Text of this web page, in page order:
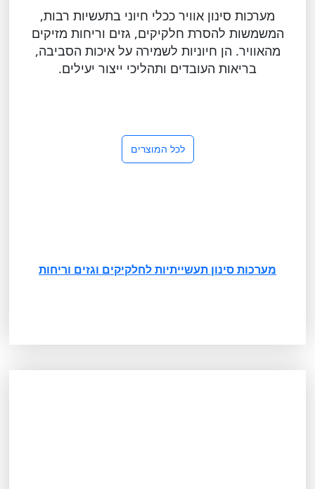
מערכות סינון אוויר ככלי חיוני בתעשיות רבות,
המשמשות להסרת חלקיקים, גזים וריחות מזיקים
מהאוויר. הן חיוניות לשמירה על איכות הסביבה,
בריאות העובדים ותהליכי ייצור יעילים.
לכל המוצרים
מערכות סינון תעשייתיות לחלקיקים וגזים וריחות